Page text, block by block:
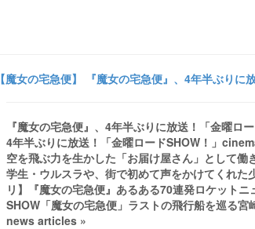
【魔女の宅急便】 『魔女の宅急便』、4年半ぶり
『魔女の宅急便』、4年半ぶりに放送！「金曜
4年半ぶりに放送！「金曜ロードSHOW！」
空を飛ぶ力を生かした「お届け屋さん」として
学生・ウルスラや、街で初めて声をかけてくれ
リ】『魔女の宅急便』あるある70連発ロケット
SHOW「魔女の宅急便」ラストの飛行船を巡る
news articles »